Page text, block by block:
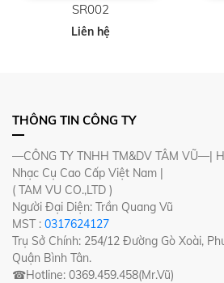
SR002
Liên hệ
THÔNG TIN CÔNG TY
—CÔNG TY TNHH TM&DV TÂM VŨ—|
Nhạc Cụ Cao Cấp Việt Nam |
( TAM VU CO.,LTD )
Người Đại Diện: Trần Quang Vũ
MST : 0317624127
Trụ Sở Chính: 254/12 Đường Gò Xoài,
Quận Bình Tân.
☎Hotline: 0369.459.458(Mr.Vũ)